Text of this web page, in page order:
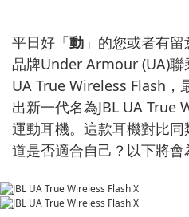
平日好「動 」的您或者有
品牌Under Armour (UA)聯
UA True Wireless Flash，
出新一代名為JBL UA True
運動耳機。這款耳機對比
道是否適合自己？以下將會